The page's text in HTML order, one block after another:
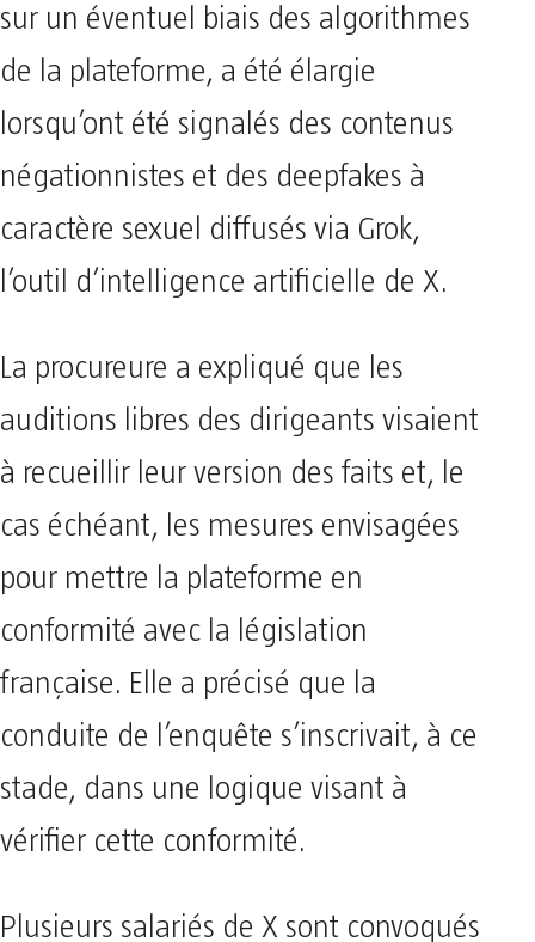
sur un éventuel biais des algorithmes
de la plateforme, a été élargie
lorsqu’ont été signalés des contenus
négationnistes et des deepfakes à
caractère sexuel diffusés via Grok,
l’outil d’intelligence artificielle de X.
La procureure a expliqué que les
auditions libres des dirigeants visaient
à recueillir leur version des faits et, le
cas échéant, les mesures envisagées
pour mettre la plateforme en
conformité avec la législation
française. Elle a précisé que la
conduite de l’enquête s’inscrivait, à ce
stade, dans une logique visant à
vérifier cette conformité.
Plusieurs salariés de X sont convoqués